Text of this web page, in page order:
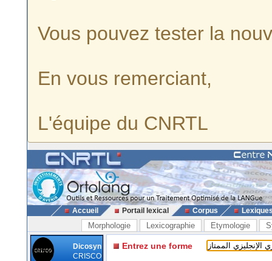
Vous pouvez tester la
En vous remerciant,
L'équipe du CNRTL
Accueil Portail lexical Corpus
Morphologie Lexicographie Etymologie
Dicosyn
CRISCO
Entrez une forme